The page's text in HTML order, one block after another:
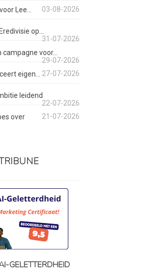
Lee... 03-08-2026
op...
31-07-2026
voor...
29-07-2026
eigen...
27-07-2026
leidend
22-07-2026
over
21-07-2026
GELETTERDHEID